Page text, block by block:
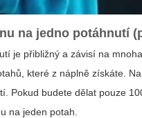
na jedno potáhnutí
je přibližný a závisí na
které z náplně získáte.
Pokud budete dělat pouze
na jeden potah.